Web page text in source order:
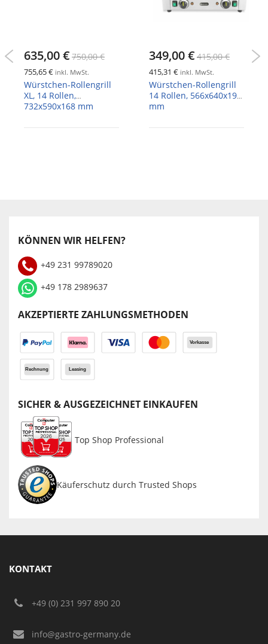
635,00 € 750,00 €
755,65 € inkl. MwSt.
Würstchen-Rollengrill
XL, 14 Rollen,
732x590x168 mm
349,00 € 415,00 €
415,31 € inkl. MwSt.
Würstchen-Rollengrill
14 Rollen, 566x640x192
mm
KÖNNEN WIR HELFEN?
+49 231 99789020
+49 178 2989637
AKZEPTIERTE ZAHLUNGSMETHODEN
SICHER & AUSGEZEICHNET EINKAUFEN
Top Shop Professional
Käuferschutz durch Trusted Shops
KONTAKT
+49 (0) 231 997 890 20
info@gastro-germany.de